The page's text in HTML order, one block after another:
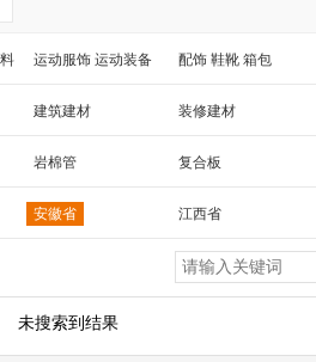
运动服饰 运动装备 配饰 鞋靴 箱包
建筑建材 装修建材
岩棉管 复合板
酚醛板 憎水岩棉
安徽省 江西省
陕西省
西藏 台湾省
未搜索到结果